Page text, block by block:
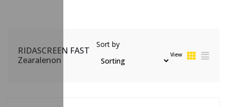
RIDASCREEN FAST
Zearalenon
Sort by
View